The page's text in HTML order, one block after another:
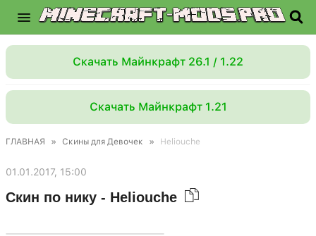
Скачать Майнкрафт 26.1 / 1.22
Скачать Майнкрафт 1.21
ГЛАВНАЯ » Скины для Девочек » Heliouche
01.01.2017, 15:00
Скин по нику - Heliouche